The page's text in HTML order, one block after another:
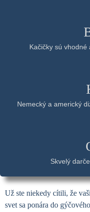
Kačičky sú
Nemecký a americký
Skvelý
Už ste niekedy cítili, že
svet sa ponára do